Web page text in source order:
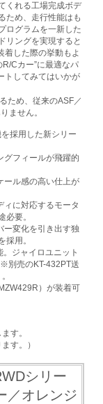
くれる工場完成ボデ
ため、走行性能はも
ログラムを一新した
リングを実現すると
着した際の挙動もよ
Cカー”に最適なパ
トしてみてはいかが
ため、従来のASF／
ません。
採用した新シリー
グフィールが飛躍的
ール感の高い仕上が
に対応するモータ
必要。
ー変化を引き出す独
採用。
ジャイロユニット
別売のKT-432PT送
）が装着可
す。
す。）
シリー
／オレンジ